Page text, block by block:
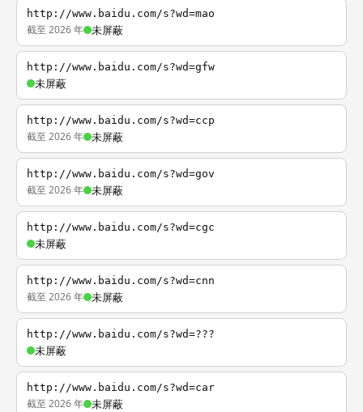
http://www.baidu.com/s?wd=mao
截至 2026 年 未屏蔽
http://www.baidu.com/s?wd=gfw
未屏蔽
http://www.baidu.com/s?wd=ccp
截至 2026 年 未屏蔽
http://www.baidu.com/s?wd=gov
截至 2026 年 未屏蔽
http://www.baidu.com/s?wd=cgc
未屏蔽
http://www.baidu.com/s?wd=cnn
截至 2026 年 未屏蔽
http://www.baidu.com/s?wd=???
未屏蔽
http://www.baidu.com/s?wd=car
截至 2026 年 未屏蔽